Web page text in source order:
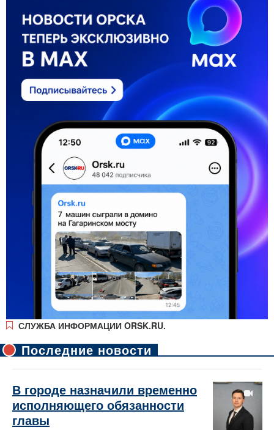
СЛУЖБА ИНФОРМАЦИИ ORSK.RU.
Последние новости
В городе назначили временно
исполняющего обязанности
главы